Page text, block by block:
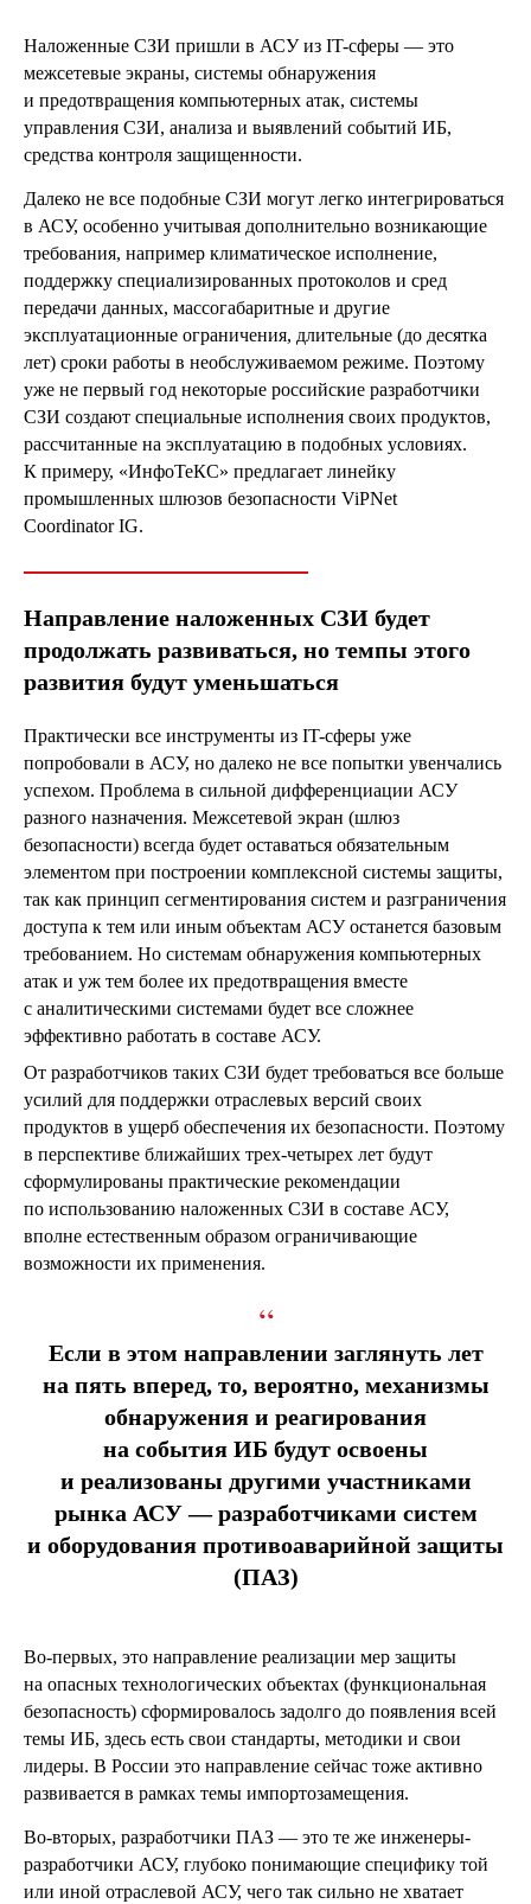
Наложенные СЗИ пришли в АСУ из IT-сферы — это
межсетевые экраны, системы обнаружения
и предотвращения компьютерных атак, системы
управления СЗИ, анализа и выявлений событий ИБ,
средства контроля защищенности.
Далеко не все подобные СЗИ могут легко интегрироваться
в АСУ, особенно учитывая дополнительно возникающие
требования, например климатическое исполнение,
поддержку специализированных протоколов и сред
передачи данных, массогабаритные и другие
эксплуатационные ограничения, длительные (до десятка
лет) сроки работы в необслуживаемом режиме. Поэтому
уже не первый год некоторые российские разработчики
СЗИ создают специальные исполнения своих продуктов,
рассчитанные на эксплуатацию в подобных условиях.
К примеру, «ИнфоТеКС» предлагает линейку
промышленных шлюзов безопасности ViPNet
Coordinator IG.
Направление наложенных СЗИ будет
продолжать развиваться, но темпы этого
развития будут уменьшаться
Практически все инструменты из IT-сферы уже
попробовали в АСУ, но далеко не все попытки увенчались
успехом. Проблема в сильной дифференциации АСУ
разного назначения. Межсетевой экран (шлюз
безопасности) всегда будет оставаться обязательным
элементом при построении комплексной системы защиты,
так как принцип сегментирования систем и разграничения
доступа к тем или иным объектам АСУ останется базовым
требованием. Но системам обнаружения компьютерных
атак и уж тем более их предотвращения вместе
с аналитическими системами будет все сложнее
эффективно работать в составе АСУ.
От разработчиков таких СЗИ будет требоваться все больше
усилий для поддержки отраслевых версий своих
продуктов в ущерб обеспечения их безопасности. Поэтому
в перспективе ближайших трех-четырех лет будут
сформулированы практические рекомендации
по использованию наложенных СЗИ в составе АСУ,
вполне естественным образом ограничивающие
возможности их применения.
“
Если в этом направлении заглянуть лет
на пять вперед, то, вероятно, механизмы
обнаружения и реагирования
на события ИБ будут освоены
и реализованы другими участниками
рынка АСУ — разработчиками систем
и оборудования противоаварийной защиты
(ПАЗ)
Во-первых, это направление реализации мер защиты
на опасных технологических объектах (функциональная
безопасность) сформировалось задолго до появления всей
темы ИБ, здесь есть свои стандарты, методики и свои
лидеры. В России это направление сейчас тоже активно
развивается в рамках темы импортозамещения.
Во-вторых, разработчики ПАЗ — это те же инженеры-
разработчики АСУ, глубоко понимающие специфику той
или иной отраслевой АСУ, чего так сильно не хватает